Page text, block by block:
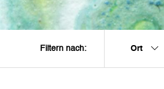
Filtern nach: Ort